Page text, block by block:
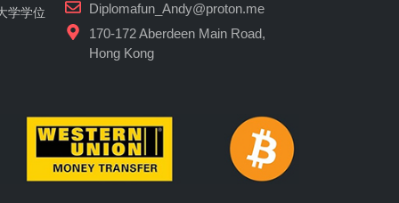
学学位
Diplomafun_Andy@proton.me
170-172 Aberdeen Main Road,
Hong Kong